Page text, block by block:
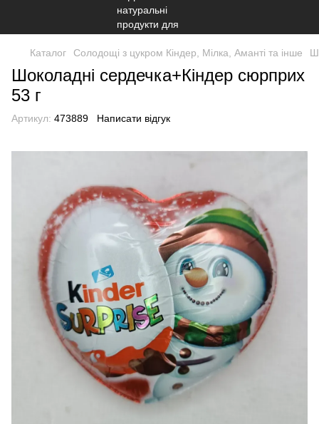
Каталог Солодощі з цукром Кіндер, Мілка, Аманті та інше
Шоколадні сердечка+Кіндер сюрприх
53 г
Артикул: 473889 Написати відгук